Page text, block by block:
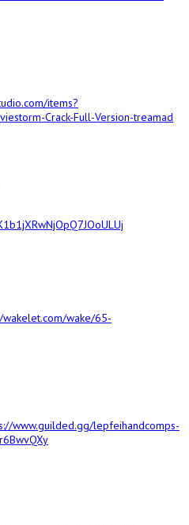
items?
Crack-Full-Version-treamad
wakelet.com/wake/65-
www.guilded.gg/lepfeihandcomps-